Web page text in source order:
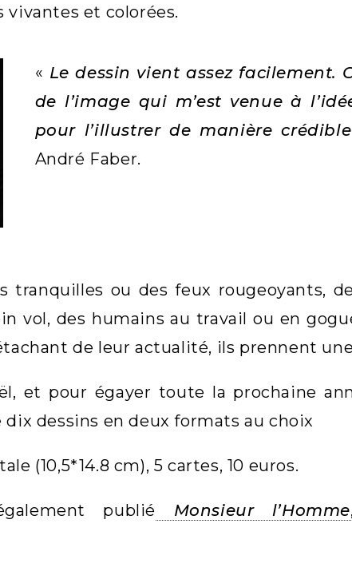
vivantes et colorées.
« Le dessin vient assez facilement.
de l’image qui m’est venue à
pour l’illustrer de manière
André Faber.
tranquilles ou des feux rougeoyants,
vol, des humains au travail ou en
de leur actualité, ils prennent
et pour égayer toute la prochaine
dessins en deux formats au choix
(10,5*14.8 cm), 5 cartes, 10 euros.
publié Monsieur l’Homme